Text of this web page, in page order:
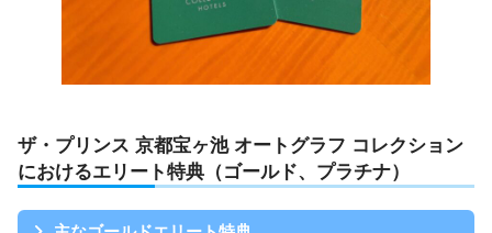
ザ・プリンス 京都宝ヶ池 オートグラフ コレクション
におけるエリート特典（ゴールド、プラチナ）